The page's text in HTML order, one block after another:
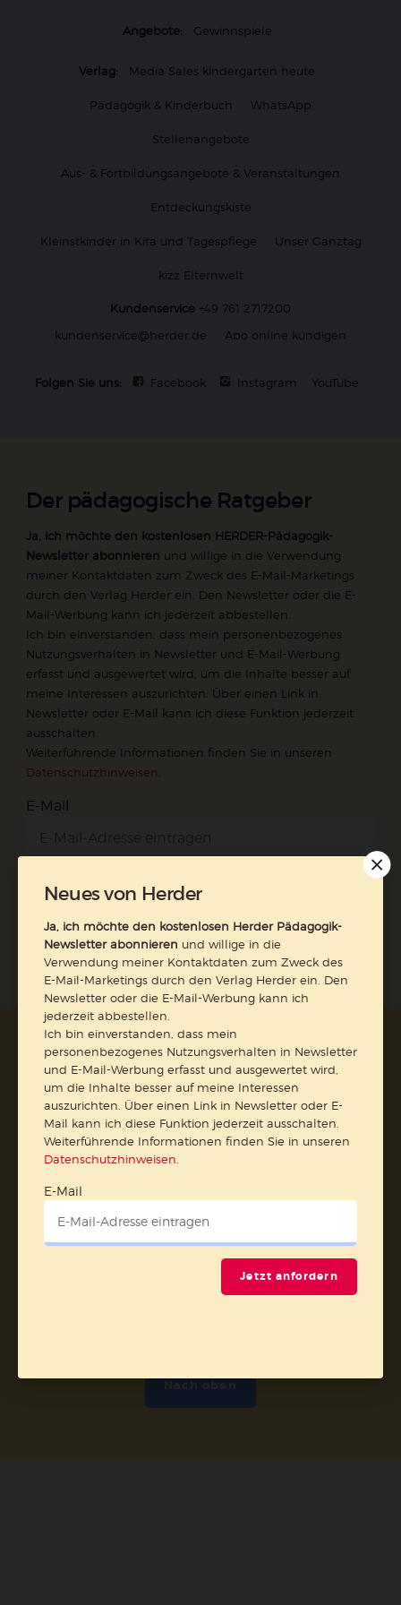
Angebote: Gewinnspiele
Verlag: Media Sales kindergarten heute
Pädagogik & Kinderbuch WhatsApp
Stellenangebote
Aus- & Fortbildungsangebote & Veranstaltungen
Entdeckungskiste
Kleinstkinder in Kita und Tagespflege Unser Ganztag
kizz Elternwelt
Kundenservice +49 761 2717200
kundenservice@herder.de
Abo online kündigen
Folgen Sie uns: Facebook Instagram YouTube
Der pädagogische Ratgeber
Ja, ich möchte den kostenlosen HERDER-Pädagogik-
Newsletter abonnieren und willige in die Verwendung
meiner Kontaktdaten zum Zweck des E-Mail-Marketings
durch den Verlag Herder ein. Den Newsletter oder die E-
Mail-Werbung kann ich jederzeit abbestellen.
Ich bin einverstanden, dass mein personenbezogenes
Nutzungsverhalten in Newsletter und E-Mail-Werbung
erfasst und ausgewertet wird, um die Inhalte besser auf
meine Interessen auszurichten. Über einen Link in
Newsletter oder E-Mail kann ich diese Funktion jederzeit
ausschalten.
Weiterführende Informationen finden Sie in unseren
Datenschutzhinweisen
E-Mail
Datenschutz
Barrierefreiheit
Impressum
Vertrag widerrufen
Abo online kündigen
Neues von Herder
Ja, ich möchte den kostenlosen Herder Pädagogik-
Newsletter abonnieren und willige in die
Verwendung meiner Kontaktdaten zum Zweck des
E-Mail-Marketings durch den Verlag Herder ein. Den
Newsletter oder die E-Mail-Werbung kann ich
jederzeit abbestellen.
Ich bin einverstanden, dass mein
personenbezogenes Nutzungsverhalten in Newsletter
und E-Mail-Werbung erfasst und ausgewertet wird,
um die Inhalte besser auf meine Interessen
auszurichten. Über einen Link in Newsletter oder E-
Mail kann ich diese Funktion jederzeit ausschalten.
Weiterführende Informationen finden Sie in unseren
Datenschutzhinweisen
E-Mail
Jetzt anfordern